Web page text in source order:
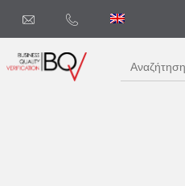
Search
for: